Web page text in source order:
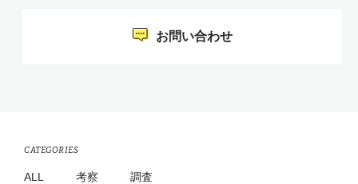
お問い合わせ
CATEGORIES
ALL 考察
調査